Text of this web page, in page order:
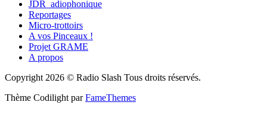
JDR_adiophonique
Reportages
Micro-trottoirs
A vos Pinceaux !
Projet GRAME
A propos
Copyright 2026 © Radio Slash Tous droits réservés.
Thème Codilight parFameThemes